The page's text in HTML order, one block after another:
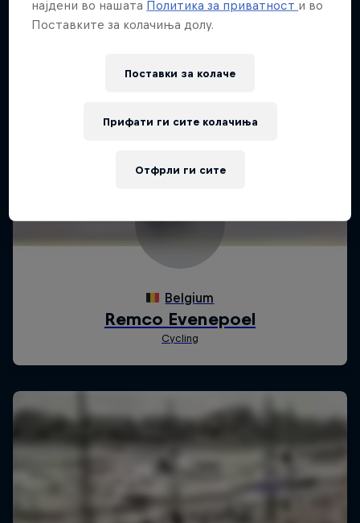
најдени во нашата Политика за приватност и во
Поставките за колачиња долу.
Поставки за колачe
Отфрли ги сите
Прифати ги сите колачиња